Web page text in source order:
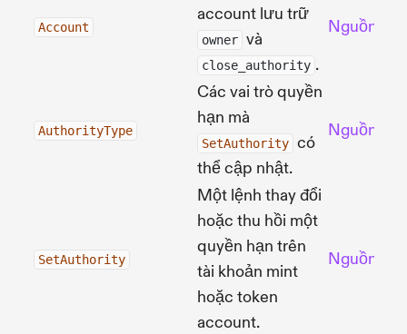
Account
account lưu trữ
owner và
close_authority .
Nguồn
AuthorityType
Các vai trò quyền
hạn mà
SetAuthority có
thể cập nhật.
Nguồn
SetAuthority
Một lệnh thay đổi
hoặc thu hồi một
quyền hạn trên
tài khoản mint
hoặc token
account.
Nguồn